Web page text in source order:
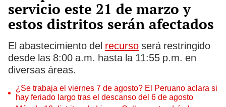
servicio este 21 de marzo y
estos distritos serán afectados
El abastecimiento del recurso será restringido
desde las 8:00 a.m. hasta la 11:55 p.m. en
diversas áreas.
¿Se trabaja el viernes 7 de agosto? El Peruano aclara si
hay feriado largo tras el descanso del 6 de agosto